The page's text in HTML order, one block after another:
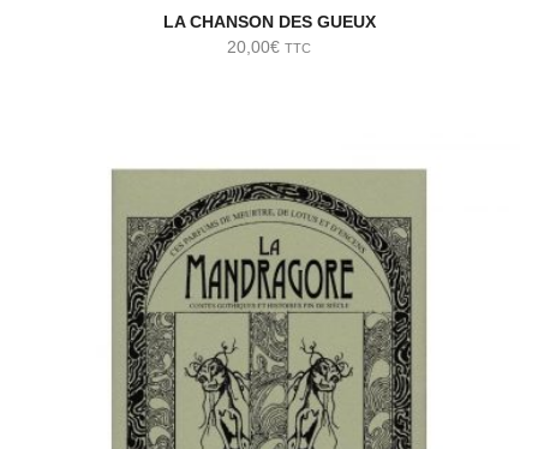
LA CHANSON DES GUEUX
20,00€ TTC